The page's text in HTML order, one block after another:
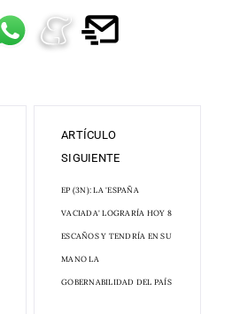
ARTÍCULO
SIGUIENTE
EP (3N): LA 'ESPAÑA
VACIADA' LOGRARÍA HOY 8
ESCAÑOS Y TENDRÍA EN SU
MANO LA
GOBERNABILIDAD DEL PAÍS